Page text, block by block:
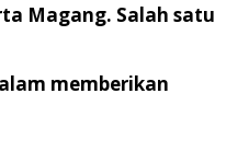
Magang. Salah satu
memberikan